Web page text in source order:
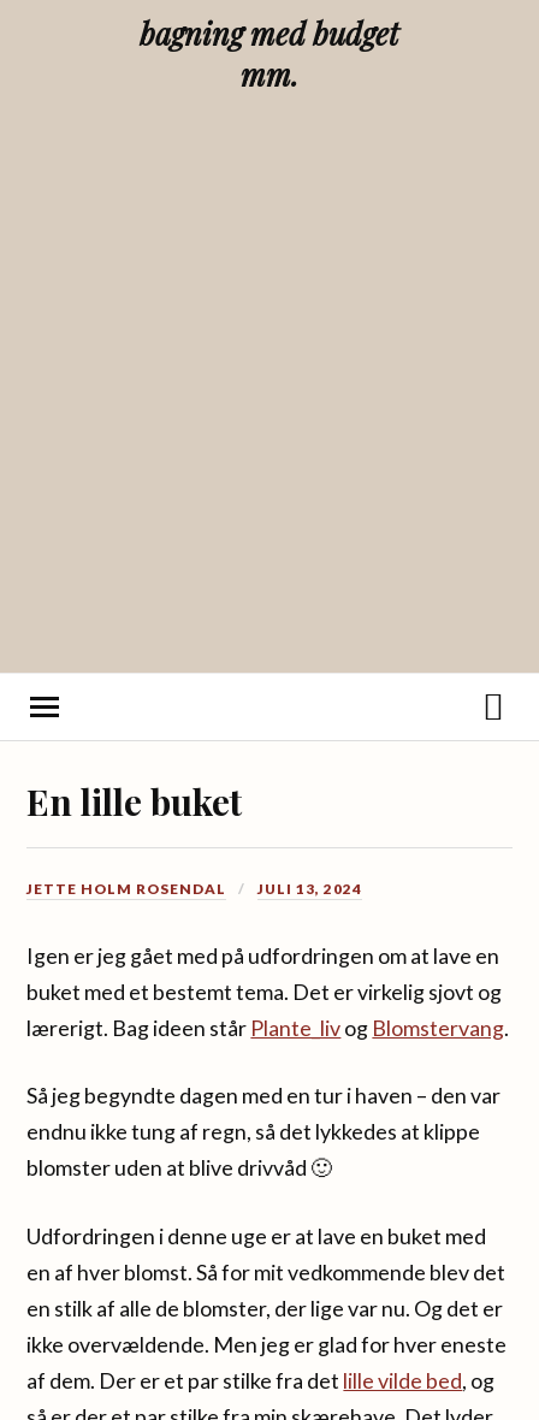
bagning med budget
mm.
En lille buket
JETTE HOLM ROSENDAL JULI 13, 2024
Igen er jeg gået med på udfordringen om at lave en
buket med et bestemt tema. Det er virkelig sjovt og
lærerigt. Bag ideen står Plante_livog Blomstervang.
Så jeg begyndte dagen med en tur i haven – den var
endnu ikke tung af regn, så det lykkedes at klippe
blomster uden at blive drivvåd 🙂
Udfordringen i denne uge er at lave en buket med
en af hver blomst. Så for mit vedkommende blev det
en stilk af alle de blomster, der lige var nu. Og det er
ikke overvældende. Men jeg er glad for hver eneste
af dem. Der er et par stilke fra det lille vilde bed, og